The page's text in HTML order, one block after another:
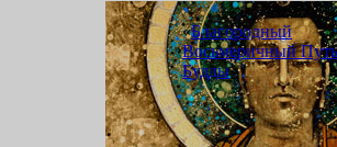
«Благородный
Восьмеричный Путь
Будды»